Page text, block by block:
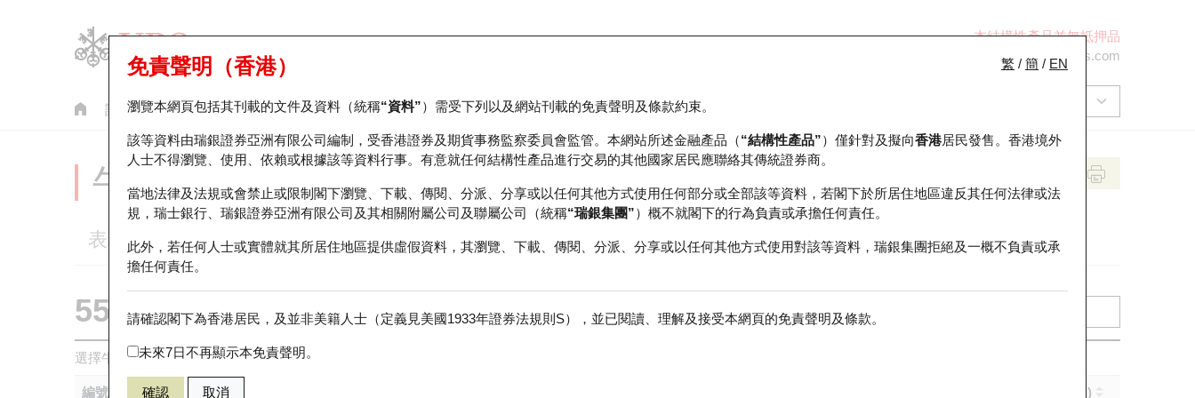
本結構性產品並無抵押品
ol-hkwarrants@ubs.com
認股證 牛熊證 美股指數產品 輪證市場統計 正股資料及市場統計 瑞銀輪證教室
繁 / 簡 / EN
免責聲明（香港）
瀏覽本網頁包括其刊載的文件及資料（統稱“資料”）需受下列以及網站刊載的免責聲明及條款約束。
該等資料由瑞銀證券亞洲有限公司編制，受香港證券及期貨事務監察委員會監管。本網站所述金融產品（“結構性產品”）僅針對及擬向香港居民發售。香港境外
人士不得瀏覽、使用、依賴或根據該等資料行事。有意就任何結構性產品進行交易的其他國家居民應聯絡其傳統證券商。
當地法律及法規或會禁止或限制閣下瀏覽、下載、傳閱、分派、分享或以任何其他方式使用任何部分或全部該等資料，若閣下於所居住地區違反其任何法律或法
規，瑞士銀行、瑞銀證券亞洲有限公司及其相關附屬公司及聯屬公司（統稱“瑞銀集團”）概不就閣下的行為負責或承擔任何責任。
此外，若任何人士或實體就其所居住地區提供虛假資料，其瀏覽、下載、傳閱、分派、分享或以任何其他方式使用對該等資料，瑞銀集團拒絕及一概不負責或承
擔任何責任。
請確認閣下為香港居民，及並非美籍人士（定義見美國1933年證券法規則S），並已閱讀、理解及接受本網頁的免責聲明及條款。
未來7日不再顯示本免責聲明。
確認 取消
牛熊證分析儀
表現 街貨統計 比較
55651 瑞銀熊證 9868 小鵬汽車
選擇牛熊證作比較 *你可以選擇最多五隻牛熊證
編號 到期日 (年-月-日)